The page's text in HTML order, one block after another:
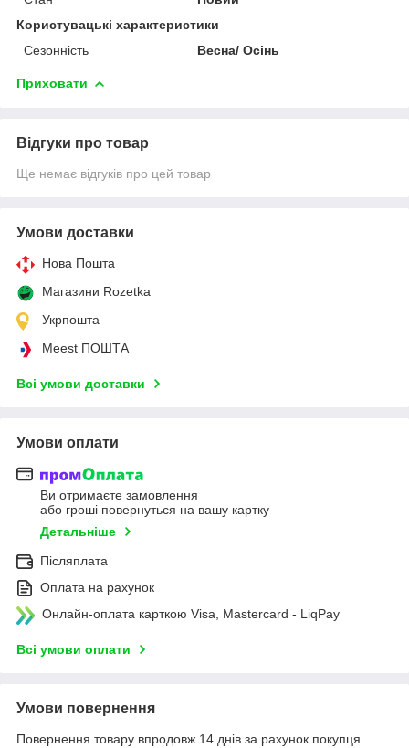
Користувацькі характеристики
Сезонність
Весна/ Осінь
Приховати
Відгуки про товар
Ще немає відгуків про цей товар
Умови доставки
Нова Пошта
Магазини Rozetka
Укрпошта
Meest ПОШТА
Всі умови доставки
Умови оплати
Ви отримаєте замовлення
або гроші повернуться на вашу картку
Детальніше
Післяплата
Оплата на рахунок
Онлайн-оплата карткою Visa, Mastercard - LiqPay
Всі умови оплати
Умови повернення
Повернення товару впродовж 14 днів за рахунок покупця